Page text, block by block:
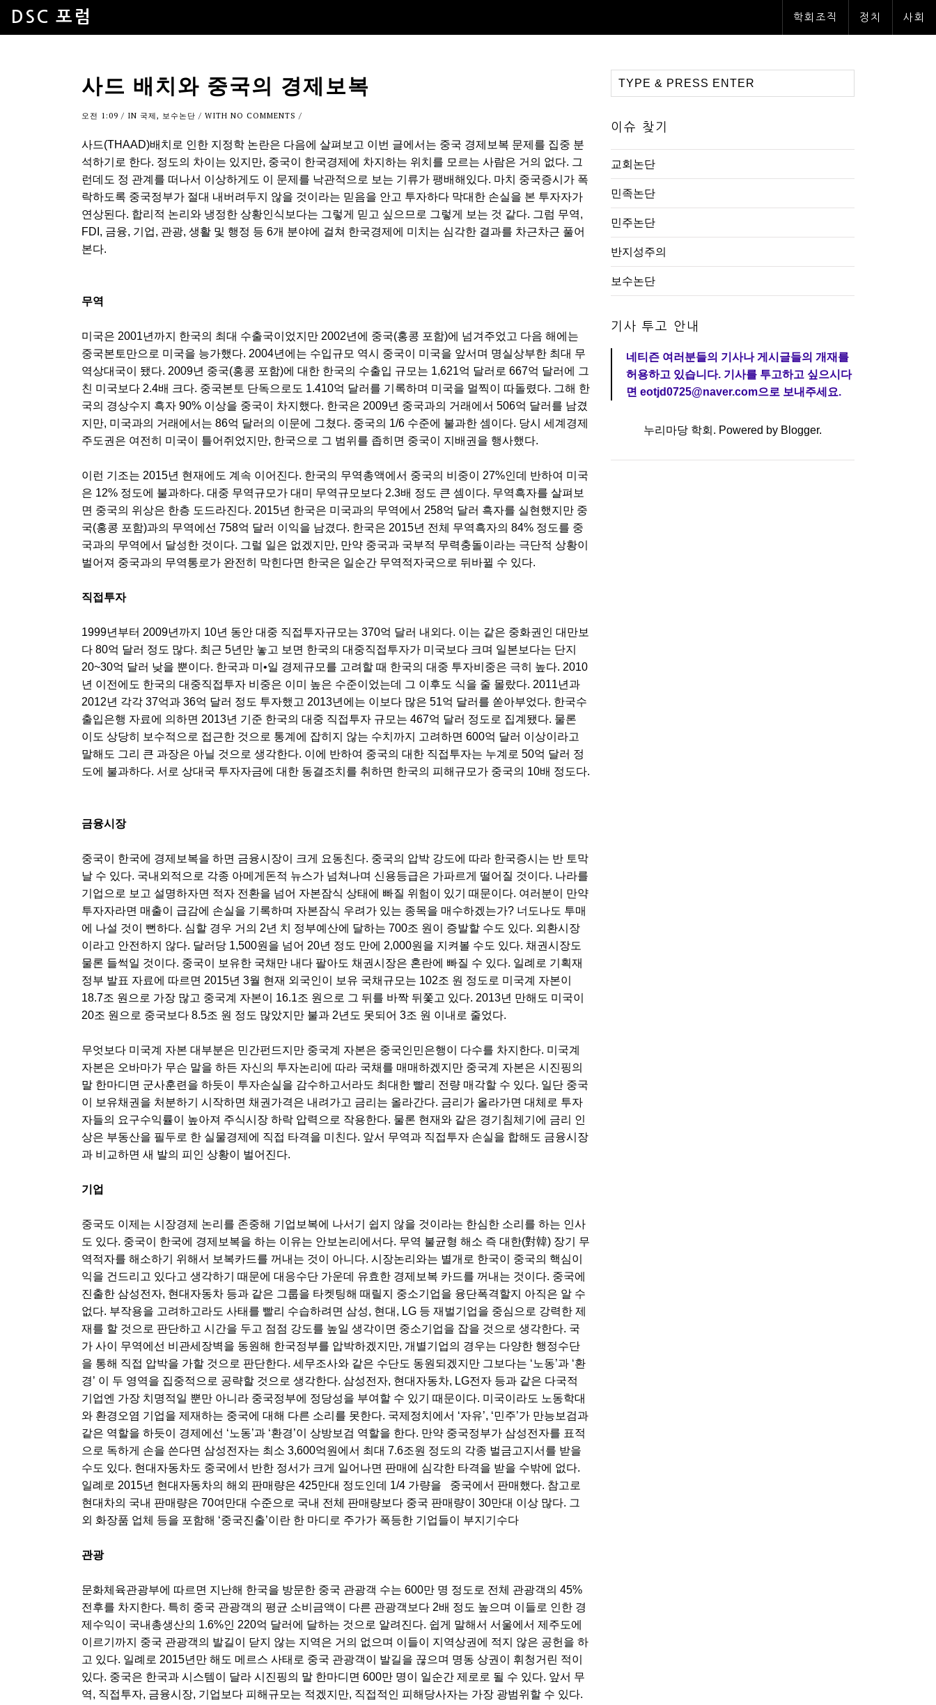
DSC 포럼 학회조직 정치 사회
사드 배치와 중국의 경제보복
오전 1:09 / IN 국제, 보수논단 / WITH NO COMMENTS /
사드(THAAD)배치로 인한 지정학 논란은 다음에 살펴보고 이번 글에서는 중국 경제보복 문제를 집중 분
석하기로 한다. 정도의 차이는 있지만, 중국이 한국경제에 차지하는 위치를 모르는 사람은 거의 없다. 그
런데도 정 관계를 떠나서 이상하게도 이 문제를 낙관적으로 보는 기류가 팽배해있다. 마치 중국증시가 폭
락하도록 중국정부가 절대 내버려두지 않을 것이라는 믿음을 안고 투자하다 막대한 손실을 본 투자자가
연상된다. 합리적 논리와 냉정한 상황인식보다는 그렇게 믿고 싶으므로 그렇게 보는 것 같다. 그럼 무역,
FDI, 금융, 기업, 관광, 생활 및 행정 등 6개 분야에 걸쳐 한국경제에 미치는 심각한 결과를 차근차근 풀어
본다.
무역
미국은 2001년까지 한국의 최대 수출국이었지만 2002년에 중국(홍콩 포함)에 넘겨주었고 다음 해에는
중국본토만으로 미국을 능가했다. 2004년에는 수입규모 역시 중국이 미국을 앞서며 명실상부한 최대 무
역상대국이 됐다. 2009년 중국(홍콩 포함)에 대한 한국의 수출입 규모는 1,621억 달러로 667억 달러에 그
친 미국보다 2.4배 크다. 중국본토 단독으로도 1.410억 달러를 기록하며 미국을 멀찍이 따돌렸다. 그해 한
국의 경상수지 흑자 90% 이상을 중국이 차지했다. 한국은 2009년 중국과의 거래에서 506억 달러를 남겼
지만, 미국과의 거래에서는 86억 달러의 이문에 그쳤다. 중국의 1/6 수준에 불과한 셈이다. 당시 세계경제
주도권은 여전히 미국이 틀어쥐었지만, 한국으로 그 범위를 좁히면 중국이 지배권을 행사했다.
이런 기조는 2015년 현재에도 계속 이어진다. 한국의 무역총액에서 중국의 비중이 27%인데 반하여 미국
은 12% 정도에 불과하다. 대중 무역규모가 대미 무역규모보다 2.3배 정도 큰 셈이다. 무역흑자를 살펴보
면 중국의 위상은 한층 도드라진다. 2015년 한국은 미국과의 무역에서 258억 달러 흑자를 실현했지만 중
국(홍콩 포함)과의 무역에선 758억 달러 이익을 남겼다. 한국은 2015년 전체 무역흑자의 84% 정도를 중
국과의 무역에서 달성한 것이다. 그럴 일은 없겠지만, 만약 중국과 국부적 무력충돌이라는 극단적 상황이
벌어져 중국과의 무역통로가 완전히 막힌다면 한국은 일순간 무역적자국으로 뒤바뀔 수 있다.
직접투자
1999년부터 2009년까지 10년 동안 대중 직접투자규모는 370억 달러 내외다. 이는 같은 중화권인 대만보
다 80억 달러 정도 많다. 최근 5년만 놓고 보면 한국의 대중직접투자가 미국보다 크며 일본보다는 단지
20~30억 달러 낮을 뿐이다. 한국과 미•일 경제규모를 고려할 때 한국의 대중 투자비중은 극히 높다. 2010
년 이전에도 한국의 대중직접투자 비중은 이미 높은 수준이었는데 그 이후도 식을 줄 몰랐다. 2011년과
2012년 각각 37억과 36억 달러 정도 투자했고 2013년에는 이보다 많은 51억 달러를 쏟아부었다. 한국수
출입은행 자료에 의하면 2013년 기준 한국의 대중 직접투자 규모는 467억 달러 정도로 집계됐다. 물론
이도 상당히 보수적으로 접근한 것으로 통계에 잡히지 않는 수치까지 고려하면 600억 달러 이상이라고
말해도 그리 큰 과장은 아닐 것으로 생각한다. 이에 반하여 중국의 대한 직접투자는 누계로 50억 달러 정
도에 불과하다. 서로 상대국 투자자금에 대한 동결조치를 취하면 한국의 피해규모가 중국의 10배 정도다.
금융시장
중국이 한국에 경제보복을 하면 금융시장이 크게 요동친다. 중국의 압박 강도에 따라 한국증시는 반 토막
날 수 있다. 국내외적으로 각종 아메게돈적 뉴스가 넘쳐나며 신용등급은 가파르게 떨어질 것이다. 나라를
기업으로 보고 설명하자면 적자 전환을 넘어 자본잠식 상태에 빠질 위험이 있기 때문이다. 여러분이 만약
투자자라면 매출이 급감에 손실을 기록하며 자본잠식 우려가 있는 종목을 매수하겠는가? 너도나도 투매
에 나설 것이 뻔하다. 심할 경우 거의 2년 치 정부예산에 달하는 700조 원이 증발할 수도 있다. 외환시장
이라고 안전하지 않다. 달러당 1,500원을 넘어 20년 정도 만에 2,000원을 지켜볼 수도 있다. 채권시장도
물론 들썩일 것이다. 중국이 보유한 국채만 내다 팔아도 채권시장은 혼란에 빠질 수 있다. 일례로 기획재
정부 발표 자료에 따르면 2015년 3월 현재 외국인이 보유 국채규모는 102조 원 정도로 미국계 자본이
18.7조 원으로 가장 많고 중국계 자본이 16.1조 원으로 그 뒤를 바짝 뒤쫓고 있다. 2013년 만해도 미국이
20조 원으로 중국보다 8.5조 원 정도 많았지만 불과 2년도 못되어 3조 원 이내로 줄었다.
무엇보다 미국계 자본 대부분은 민간펀드지만 중국계 자본은 중국인민은행이 다수를 차지한다. 미국계
자본은 오바마가 무슨 말을 하든 자신의 투자논리에 따라 국채를 매매하겠지만 중국계 자본은 시진핑의
말 한마디면 군사훈련을 하듯이 투자손실을 감수하고서라도 최대한 빨리 전량 매각할 수 있다. 일단 중국
이 보유채권을 처분하기 시작하면 채권가격은 내려가고 금리는 올라간다. 금리가 올라가면 대체로 투자
자들의 요구수익률이 높아져 주식시장 하락 압력으로 작용한다. 물론 현재와 같은 경기침체기에 금리 인
상은 부동산을 필두로 한 실물경제에 직접 타격을 미친다. 앞서 무역과 직접투자 손실을 합해도 금융시장
과 비교하면 새 발의 피인 상황이 벌어진다.
기업
중국도 이제는 시장경제 논리를 존중해 기업보복에 나서기 쉽지 않을 것이라는 한심한 소리를 하는 인사
도 있다. 중국이 한국에 경제보복을 하는 이유는 안보논리에서다. 무역 불균형 해소 즉 대한(對韓) 장기 무
역적자를 해소하기 위해서 보복카드를 꺼내는 것이 아니다. 시장논리와는 별개로 한국이 중국의 핵심이
익을 건드리고 있다고 생각하기 때문에 대응수단 가운데 유효한 경제보복 카드를 꺼내는 것이다. 중국에
진출한 삼성전자, 현대자동차 등과 같은 그룹을 타켓팅해 때릴지 중소기업을 융단폭격할지 아직은 알 수
없다. 부작용을 고려하고라도 사태를 빨리 수습하려면 삼성, 현대, LG 등 재벌기업을 중심으로 강력한 제
재를 할 것으로 판단하고 시간을 두고 점점 강도를 높일 생각이면 중소기업을 잡을 것으로 생각한다. 국
가 사이 무역에선 비관세장벽을 동원해 한국정부를 압박하겠지만, 개별기업의 경우는 다양한 행정수단
을 통해 직접 압박을 가할 것으로 판단한다. 세무조사와 같은 수단도 동원되겠지만 그보다는 ‘노동’과 ‘환
경’ 이 두 영역을 집중적으로 공략할 것으로 생각한다. 삼성전자, 현대자동차, LG전자 등과 같은 다국적
기업엔 가장 치명적일 뿐만 아니라 중국정부에 정당성을 부여할 수 있기 때문이다. 미국이라도 노동학대
와 환경오염 기업을 제재하는 중국에 대해 다른 소리를 못한다. 국제정치에서 ‘자유’, ‘민주’가 만능보검과
같은 역할을 하듯이 경제에선 ‘노동’과 ‘환경’이 상방보검 역할을 한다. 만약 중국정부가 삼성전자를 표적
으로 독하게 손을 쓴다면 삼성전자는 최소 3,600억원에서 최대 7.6조원 정도의 각종 벌금고지서를 받을
수도 있다. 현대자동차도 중국에서 반한 정서가 크게 일어나면 판매에 심각한 타격을 받을 수밖에 없다.
일례로 2015년 현대자동차의 해외 판매량은 425만대 정도인데 1/4 가량을 중국에서 판매했다. 참고로
현대차의 국내 판매량은 70여만대 수준으로 국내 전체 판매량보다 중국 판매량이 30만대 이상 많다. 그
외 화장품 업체 등을 포함해 ‘중국진출’이란 한 마디로 주가가 폭등한 기업들이 부지기수다
관광
문화체육관광부에 따르면 지난해 한국을 방문한 중국 관광객 수는 600만 명 정도로 전체 관광객의 45%
전후를 차지한다. 특히 중국 관광객의 평균 소비금액이 다른 관광객보다 2배 정도 높으며 이들로 인한 경
제수익이 국내총생산의 1.6%인 220억 달러에 달하는 것으로 알려진다. 쉽게 말해서 서울에서 제주도에
이르기까지 중국 관광객의 발길이 닫지 않는 지역은 거의 없으며 이들이 지역상권에 적지 않은 공헌을 하
고 있다. 일례로 2015년만 해도 메르스 사태로 중국 관광객이 발길을 끊으며 명동 상권이 휘청거린 적이
있다. 중국은 한국과 시스템이 달라 시진핑의 말 한마디면 600만 명이 일순간 제로로 될 수 있다. 앞서 무
역, 직접투자, 금융시장, 기업보다 피해규모는 적겠지만, 직접적인 피해당사자는 가장 광범위할 수 있다.
이슈 찾기
교회논단
민족논단
민주논단
반지성주의
보수논단
기사 투고 안내
네티즌 여러분들의 기사나 게시글들의 개재를
허용하고 있습니다. 기사를 투고하고 싶으시다
면 eotjd0725@naver.com으로 보내주세요.
누리마당 학회. Powered by Blogger.